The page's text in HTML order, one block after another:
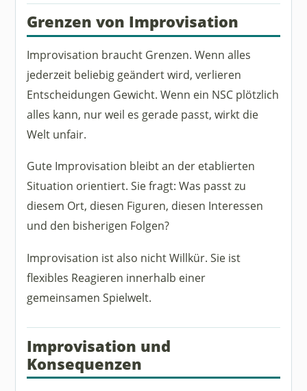
Grenzen von Improvisation
Improvisation braucht Grenzen. Wenn alles
jederzeit beliebig geändert wird, verlieren
Entscheidungen Gewicht. Wenn ein NSC plötzlich
alles kann, nur weil es gerade passt, wirkt die
Welt unfair.
Gute Improvisation bleibt an der etablierten
Situation orientiert. Sie fragt: Was passt zu
diesem Ort, diesen Figuren, diesen Interessen
und den bisherigen Folgen?
Improvisation ist also nicht Willkür. Sie ist
flexibles Reagieren innerhalb einer
gemeinsamen Spielwelt.
Improvisation und
Konsequenzen